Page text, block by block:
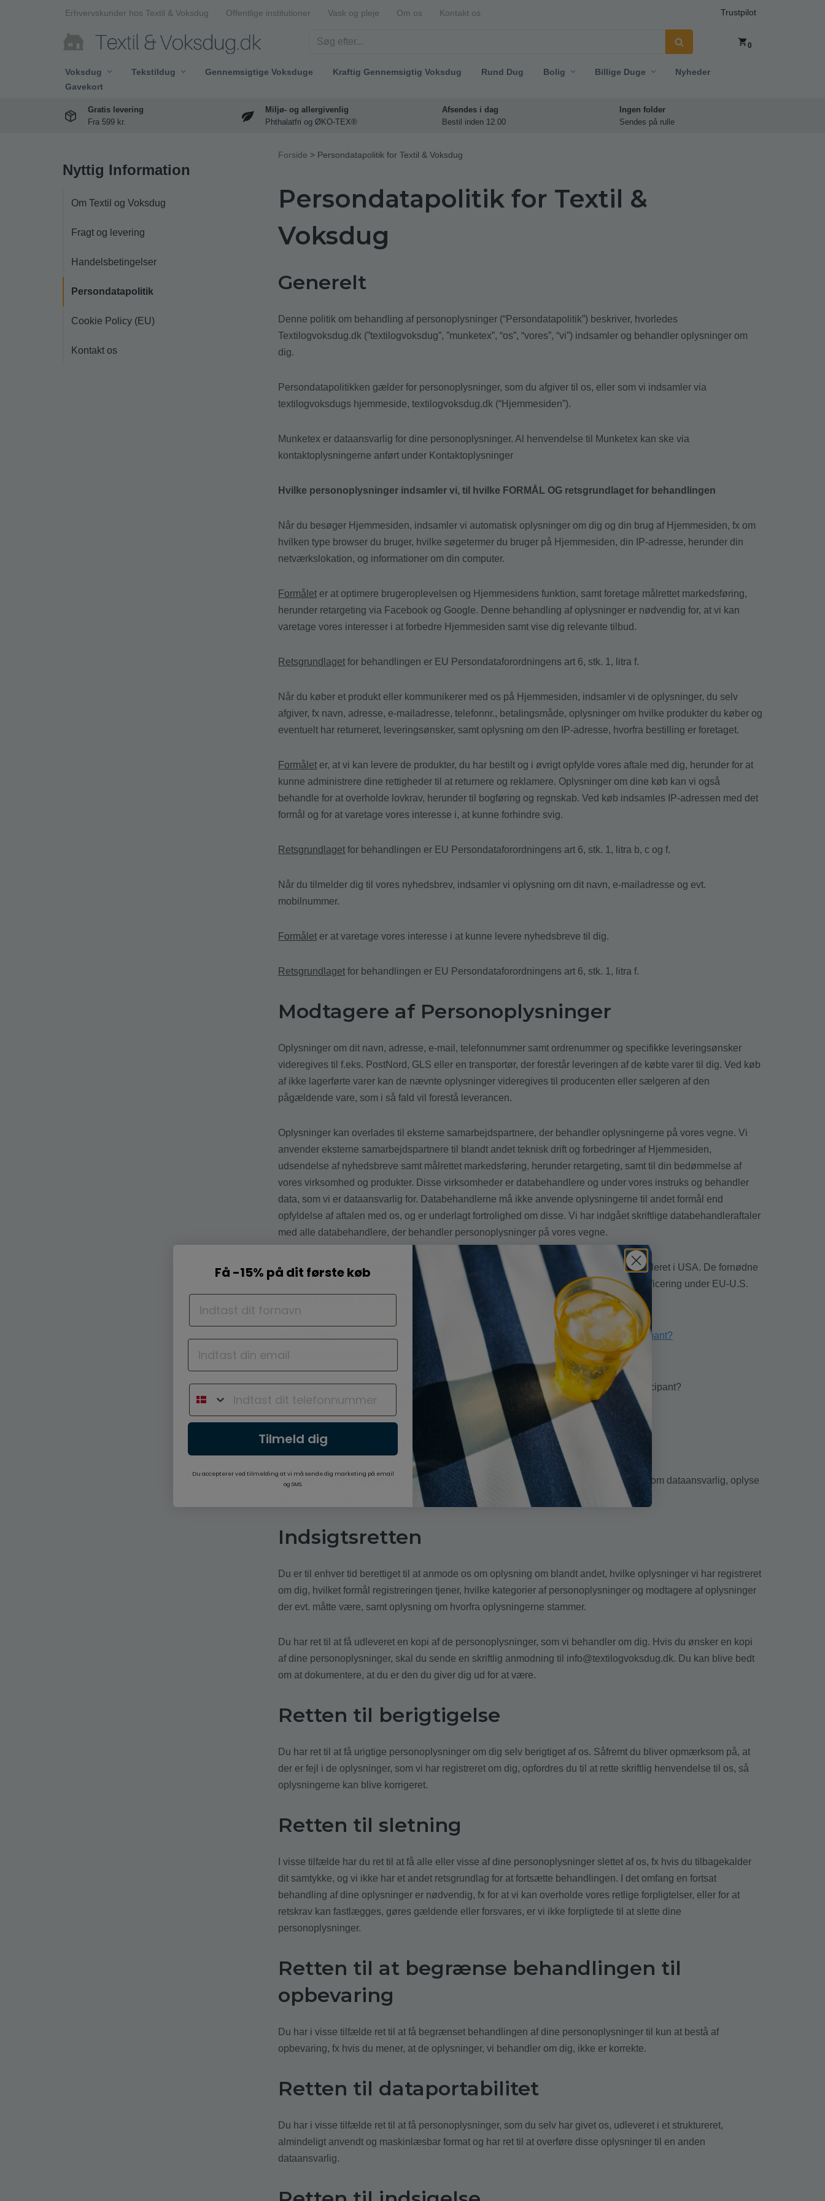
Erhvervskunder hos Textil & Voksdug Offentlige institutioner Vask og pleje Om os Kontakt os Trustpilot
0
Voksdug Tekstildug Gennemsigtige Voksduge Kraftig Gennemsigtig Voksdug Rund Dug Bolig Billige Duge
Nyheder
Gavekort
Gratis levering
Fra 599 kr.
Miljø- og allergivenlig
Phthalatfri og ØKO-TEX®
Afsendes i dag
Bestil inden 12.00
Ingen folder
Sendes på rulle
Nyttig Information
Om Textil og Voksdug
Fragt og levering
Handelsbetingelser
Persondatapolitik
Cookie Policy (EU)
Kontakt os
Forside > Persondatapolitik for Textil & Voksdug
Persondatapolitik for Textil &
Voksdug
Generelt
Denne politik om behandling af personoplysninger (“Persondatapolitik”) beskriver, hvorledes
Textilogvoksdug.dk (”textilogvoksdug”, ”munketex”, “os”, “vores”, “vi”) indsamler og behandler oplysninger om
dig.
Persondatapolitikken gælder for personoplysninger, som du afgiver til os, eller som vi indsamler via
textilogvoksdugs hjemmeside, textilogvoksdug.dk (“Hjemmesiden”).
Munketex er dataansvarlig for dine personoplysninger. Al henvendelse til Munketex kan ske via
kontaktoplysningerne anført under Kontaktoplysninger
Hvilke personoplysninger indsamler vi, til hvilke FORMÅL OG retsgrundlaget for behandlingen
Når du besøger Hjemmesiden, indsamler vi automatisk oplysninger om dig og din brug af Hjemmesiden, fx om
hvilken type browser du bruger, hvilke søgetermer du bruger på Hjemmesiden, din IP-adresse, herunder din
netværkslokation, og informationer om din computer.
Formålet er at optimere brugeroplevelsen og Hjemmesidens funktion, samt foretage målrettet markedsføring,
herunder retargeting via Facebook og Google. Denne behandling af oplysninger er nødvendig for, at vi kan
varetage vores interesser i at forbedre Hjemmesiden samt vise dig relevante tilbud.
Retsgrundlaget for behandlingen er EU Persondataforordningens art 6, stk. 1, litra f.
Når du køber et produkt eller kommunikerer med os på Hjemmesiden, indsamler vi de oplysninger, du selv
afgiver, fx navn, adresse, e-mailadresse, telefonnr., betalingsmåde, oplysninger om hvilke produkter du køber og
eventuelt har returneret, leveringsønsker, samt oplysning om den IP-adresse, hvorfra bestilling er foretaget.
Formålet er, at vi kan levere de produkter, du har bestilt og i øvrigt opfylde vores aftale med dig, herunder for at
kunne administrere dine rettigheder til at returnere og reklamere. Oplysninger om dine køb kan vi også
behandle for at overholde lovkrav, herunder til bogføring og regnskab. Ved køb indsamles IP-adressen med det
formål og for at varetage vores interesse i, at kunne forhindre svig.
Retsgrundlaget for behandlingen er EU Persondataforordningens art 6, stk. 1, litra b, c og f.
Når du tilmelder dig til vores nyhedsbrev, indsamler vi oplysning om dit navn, e-mailadresse og evt.
mobilnummer.
Formålet er at varetage vores interesse i at kunne levere nyhedsbreve til dig.
Retsgrundlaget for behandlingen er EU Persondataforordningens art 6, stk. 1, litra f.
Modtagere af Personoplysninger
Oplysninger om dit navn, adresse, e-mail, telefonnummer samt ordrenummer og specifikke leveringsønsker
videregives til f.eks. PostNord, GLS eller en transportør, der forestår leveringen af de købte varer til dig. Ved køb
af ikke lagerførte varer kan de nævnte oplysninger videregives til producenten eller sælgeren af den
pågældende vare, som i så fald vil forestå leverancen.
Oplysninger kan overlades til eksterne samarbejdspartnere, der behandler oplysningerne på vores vegne. Vi
anvender eksterne samarbejdspartnere til blandt andet teknisk drift og forbedringer af Hjemmesiden,
udsendelse af nyhedsbreve samt målrettet markedsføring, herunder retargeting, samt til din bedømmelse af
vores virksomhed og produkter. Disse virksomheder er databehandlere og under vores instruks og behandler
data, som vi er dataansvarlig for. Databehandlerne må ikke anvende oplysningerne til andet formål end
opfyldelse af aftalen med os, og er underlagt fortrolighed om disse. Vi har indgået skriftlige databehandleraftaler
med alle databehandlere, der behandler personoplysninger på vores vegne.
To af disse databehandlere, Google Analytics v/Google LLC. Og Facebook Inc. er etableret i USA. De fornødne
garantier for overførsel af oplysninger til USA er sikret gennem databehandlerens certificering under EU-U.S.
Privacy Shield, jfr. EU Persondataforordningens art. 45.
kopi af Google LLC’s certificering kan findes her:
https://www.privacyshield.gov/participant?
id=a2zt000000001L5AAI
kopi af Facebook Inc.’s certificering kan findes her: https://www.privacyshield.gov/participant?
id=a2zt0000000GnywAAC&status=Active.
Dine rettigheder
Med henblik på at skabe åbenhed omkring behandlingen af dine oplysninger skal vi, som dataansvarlig, oplyse
Indsigtsretten
Du er til enhver tid berettiget til at anmode os om oplysning om blandt andet, hvilke oplysninger vi har registreret
om dig, hvilket formål registreringen tjener, hvilke kategorier af personoplysninger og modtagere af oplysninger
der evt. måtte være, samt oplysning om hvorfra oplysningerne stammer.
Du har ret til at få udleveret en kopi af de personoplysninger, som vi behandler om dig. Hvis du ønsker en kopi
af dine personoplysninger, skal du sende en skriftlig anmodning til info@textilogvoksdug.dk. Du kan blive bedt
om at dokumentere, at du er den du giver dig ud for at være.
Retten til berigtigelse
Du har ret til at få urigtige personoplysninger om dig selv berigtiget af os. Såfremt du bliver opmærksom på, at
der er fejl i de oplysninger, som vi har registreret om dig, opfordres du til at rette skriftlig henvendelse til os, så
oplysningerne kan blive korrigeret.
Retten til sletning
I visse tilfælde har du ret til at få alle eller visse af dine personoplysninger slettet af os, fx hvis du tilbagekalder
dit samtykke, og vi ikke har et andet retsgrundlag for at fortsætte behandlingen. I det omfang en fortsat
behandling af dine oplysninger er nødvendig, fx for at vi kan overholde vores retlige forpligtelser, eller for at
retskrav kan fastlægges, gøres gældende eller forsvares, er vi ikke forpligtede til at slette dine
personoplysninger.
Retten til at begrænse behandlingen til
opbevaring
Du har i visse tilfælde ret til at få begrænset behandlingen af dine personoplysninger til kun at bestå af
opbevaring, fx hvis du mener, at de oplysninger, vi behandler om dig, ikke er korrekte.
Retten til dataportabilitet
Du har i visse tilfælde ret til at få personoplysninger, som du selv har givet os, udleveret i et struktureret,
almindeligt anvendt og maskinlæsbar format og har ret til at overføre disse oplysninger til en anden
dataansvarlig.
Få -15% på dit første køb
Tilmeld dig
Du accepterer ved tilmelding at vi må sende dig marketing på email
og SMS.